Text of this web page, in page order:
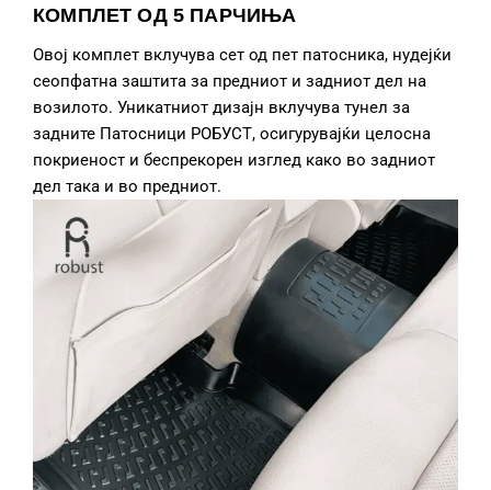
КОМПЛЕТ ОД 5 ПАРЧИЊА
Овој комплет вклучува сет од пет патосника, нудејќи
сеопфатна заштита за предниот и задниот дел на
возилото. Уникатниот дизајн вклучува тунел за
задните Патосници РОБУСТ, осигурувајќи целосна
покриеност и беспрекорен изглед како во задниот
дел така и во предниот.